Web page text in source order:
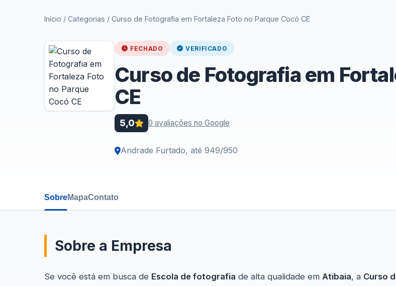
Início / Categorias / Curso de Fotografia em Fortaleza Foto no Parque Cocó CE
FECHADO VERIFICADO
Curso de Fotografia em
CE
5,0 0 avaliações no Google
Andrade Furtado, até 949/950
SobreMapaContato
Sobre a Empresa
Se você está em busca de Escola de fotografia de alta qualidade em Atibaia, a Curso